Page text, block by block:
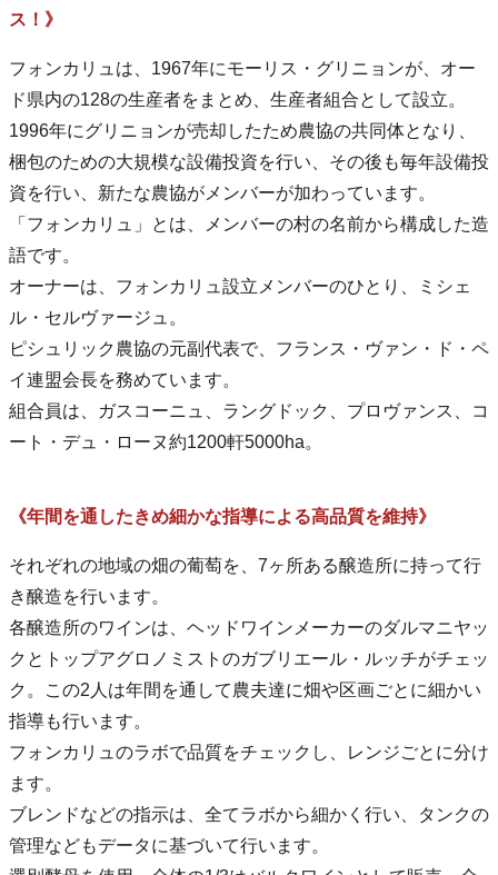
ス！》
フォンカリュは、1967年にモーリス・グリニョンが、オー
ド県内の128の生産者をまとめ、生産者組合として設立。
1996年にグリニョンが売却したため農協の共同体となり、
梱包のための大規模な設備投資を行い、その後も毎年設備投
資を行い、新たな農協がメンバーが加わっています。
「フォンカリュ」とは、メンバーの村の名前から構成した造
語です。
オーナーは、フォンカリュ設立メンバーのひとり、ミシェ
ル・セルヴァージュ。
ピシュリック農協の元副代表で、フランス・ヴァン・ド・ペ
イ連盟会長を務めています。
組合員は、ガスコーニュ、ラングドック、プロヴァンス、コ
ート・デュ・ローヌ約1200軒5000ha。
《年間を通したきめ細かな指導による高品質を維持》
それぞれの地域の畑の葡萄を、7ヶ所ある醸造所に持って行
き醸造を行います。
各醸造所のワインは、ヘッドワインメーカーのダルマニヤッ
クとトップアグロノミストのガブリエール・ルッチがチェッ
ク。この2人は年間を通して農夫達に畑や区画ごとに細かい
指導も行います。
フォンカリュのラボで品質をチェックし、レンジごとに分け
ます。
ブレンドなどの指示は、全てラボから細かく行い、タンクの
管理などもデータに基づいて行います。